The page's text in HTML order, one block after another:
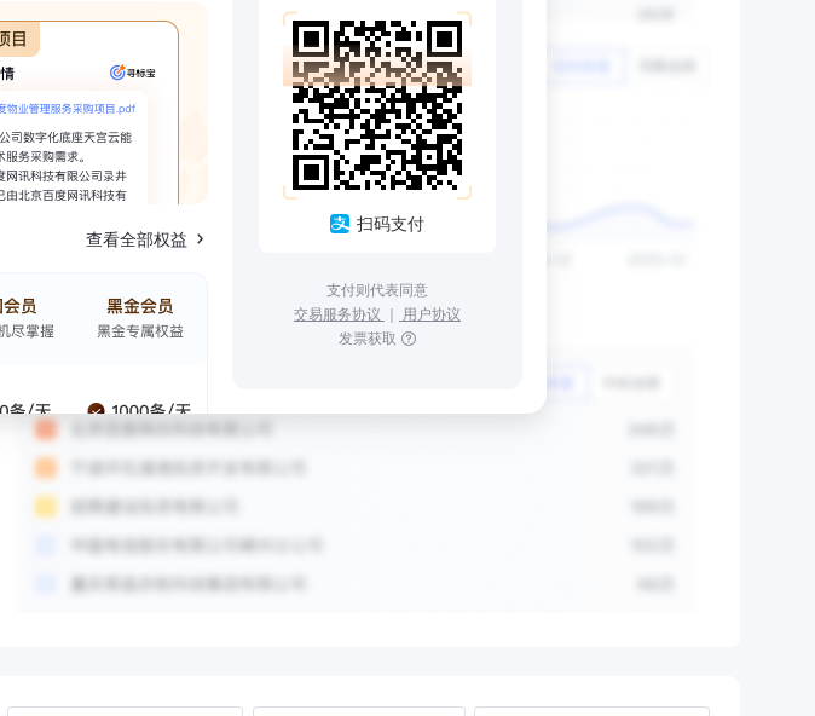
查看全部权益
扫码支付
支付则代表同意
交易服务协议 ｜ 用户协议
发票获取